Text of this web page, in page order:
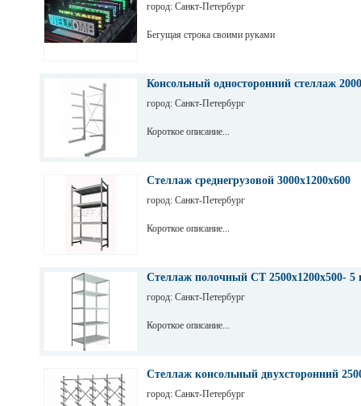
город: Санкт-Петербург
Бегущая строка своими руками
Консольный односторонний стеллаж
город: Санкт-Петербург
Короткое описание...
Стеллаж среднегрузовой 3000х1200х600
город: Санкт-Петербург
Короткое описание...
Стеллаж полочный СТ 2500х1200х500- 5
город: Санкт-Петербург
Короткое описание...
Стеллаж консольный двухсторонний
город: Санкт-Петербург